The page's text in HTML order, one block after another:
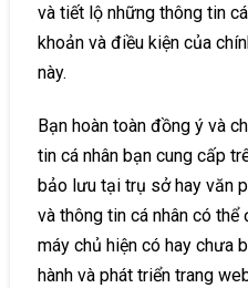
và tiết lộ những thông tin
khoản và điều kiện của
này.
Bạn hoàn toàn đồng ý và
tin cá nhân bạn cung cấp
bảo lưu tại trụ sở hay văn
và thông tin cá nhân có
máy chủ hiện có hay chưa
hành và phát triển trang